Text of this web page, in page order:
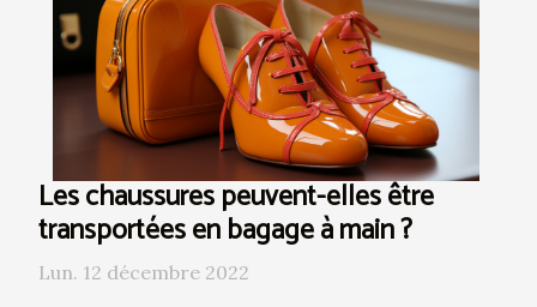
Les chaussures peuvent-elles être
transportées en bagage à main ?
Lun. 12 décembre 2022